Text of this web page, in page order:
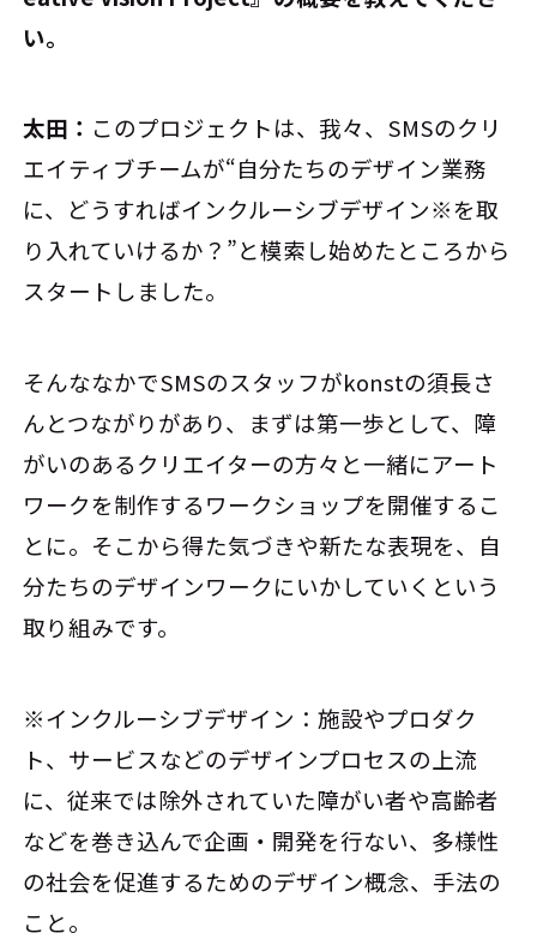
い。
太田： このプロジェクトは、我々、SMSのクリ
エイティブチームが“自分たちのデザイン業務
に、どうすればインクルーシブデザイン※を取
り入れていけるか？”と模索し始めたところから
スタートしました。
そんななかでSMSのスタッフがkonstの須長さ
んとつながりがあり、まずは第一歩として、障
がいのあるクリエイターの方々と一緒にアート
ワークを制作するワークショップを開催するこ
とに。そこから得た気づきや新たな表現を、自
分たちのデザインワークにいかしていくという
取り組みです。
※インクルーシブデザイン：施設やプロダク
ト、サービスなどのデザインプロセスの上流
に、従来では除外されていた障がい者や高齢者
などを巻き込んで企画・開発を行ない、多様性
の社会を促進するためのデザイン概念、手法の
こと。